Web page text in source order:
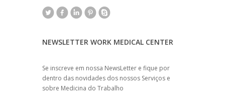
NEWSLETTER WORK MEDICAL CENTER
Se inscreve em nossa NewsLetter e fique por
dentro das novidades dos nossos Serviços e
sobre Medicina do Trabalho